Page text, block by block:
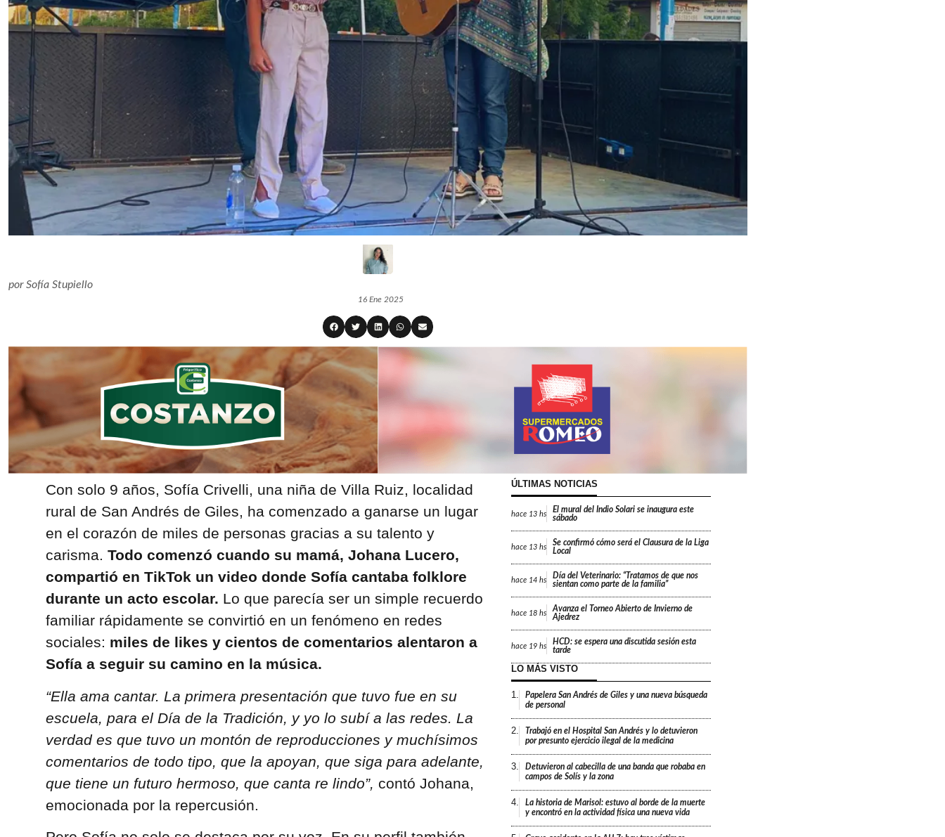
porSofía Stupiello
16 Ene 2025
Con solo 9 años, Sofía Crivelli, una niña de Villa Ruiz, localidad
rural de San Andrés de Giles, ha comenzado a ganarse un lugar
en el corazón de miles de personas gracias a su talento y
carisma. Todo comenzó cuando su mamá, Johana Lucero,
compartió en TikTok un video donde Sofía cantaba folklore
durante un acto escolar. Lo que parecía ser un simple recuerdo
familiar rápidamente se convirtió en un fenómeno en redes
sociales: miles de likes y cientos de comentarios alentaron a
Sofía a seguir su camino en la música.
“Ella ama cantar. La primera presentación que tuvo fue en su
escuela, para el Día de la Tradición, y yo lo subí a las redes. La
verdad es que tuvo un montón de reproducciones y muchísimos
comentarios de todo tipo, que la apoyan, que siga para adelante,
que tiene un futuro hermoso, que canta re lindo”, contó Johana,
emocionada por la repercusión.
ÚLTIMAS NOTICIAS
hace 13 hs
El mural del Indio Solari se inaugura este
sábado
hace 13 hs
Se confirmó cómo será el Clausura de la Liga
Local
hace 14 hs
Día del Veterinario: “Tratamos de que nos
sientan como parte de la familia”
hace 18 hs
Avanza el Torneo Abierto de Invierno de
Ajedrez
hace 19 hs
HCD: se espera una discutida sesión esta
tarde
LO MÁS VISTO
1.
Papelera San Andrés de Giles y una nueva búsqueda
de personal
2.
Trabajó en el Hospital San Andrés y lo detuvieron
por presunto ejercicio ilegal de la medicina
3.
Detuvieron al cabecilla de una banda que robaba en
campos de Solís y la zona
4.
La historia de Marisol: estuvo al borde de la muerte
y encontró en la actividad física una nueva vida